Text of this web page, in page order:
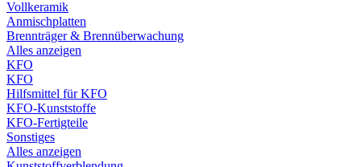
Vollkeramik
Anmischplatten
Brennträger & Brennüberwachung
Alles anzeigen
KFO
KFO
Hilfsmittel für KFO
KFO-Kunststoffe
KFO-Fertigteile
Sonstiges
Alles anzeigen